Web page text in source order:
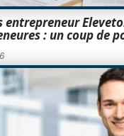
entrepreneur
: un coup de